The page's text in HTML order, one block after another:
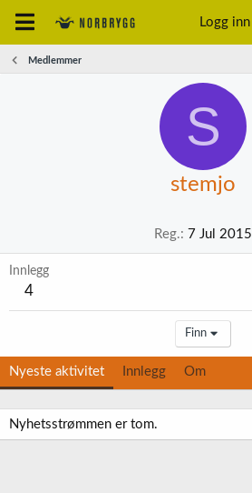
Logg inn
Medlemmer
S
stemjo
Reg. 7 Jul 2015
Innlegg
4
Finn
Nyeste aktivitet Innlegg Om
Nyhetsstrømmen er tom.